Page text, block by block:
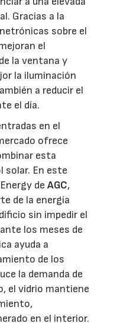
Gracias a la
sobre el
el
la ventana y
la iluminación
a reducir el
el día.
en el
ofrece
esta
solar. En este
de AGC,
de la energía
sin impedir el
los meses de
ayuda a
de los
la demanda de
el vidrio mantiene
en el interior.